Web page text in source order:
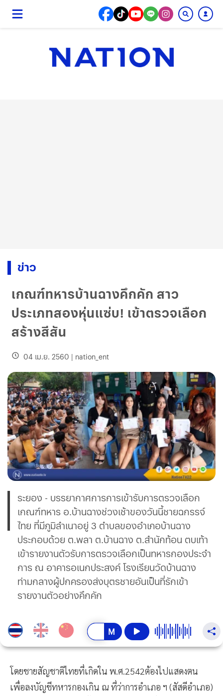
ข่าว
เกณฑ์ทหารบ้านฉางคึกคัก สาว
ประเภทสองหุ่นแซ่บ! เข้าตรวจเลือก
สร้างสีสัน
04 เม.ย. 2560 | nation_ent
ระยอง - บรรยากาศการการเข้ารับการตรวจเลือก
เกณฑ์ทหาร อ.บ้านฉางช่วงเช้าของวันนี้ชายฉกรรจ์
ไทย ที่มีภูมิลำเนาอยู่ 3 ตำบลของอำเภอบ้านฉาง
ประกอบด้วย ต.พลา ต.บ้านฉาง ต.สำนักท้อน ตบเท้า
เข้ารายงานตัวรับการตรวจเลือกเป็นทหารกองประจำ
การ ณ อาคารอเนกประสงค์ โรงเรียนวัดบ้านฉาง
ท่ามกลางผู้ปกครองส่งบุตรชายอันเป็นที่รักเข้า
รายงานตัวอย่างคึกคัก
โดยชายสัญชาติไทยที่เกิดใน พ.ศ.2542ต้องไปแสดงตน
เพื่อลงบัญชีทหารกองเกิน ณ ที่ว่าการอำเภอ ฯ (สัสดีอำเภอ)